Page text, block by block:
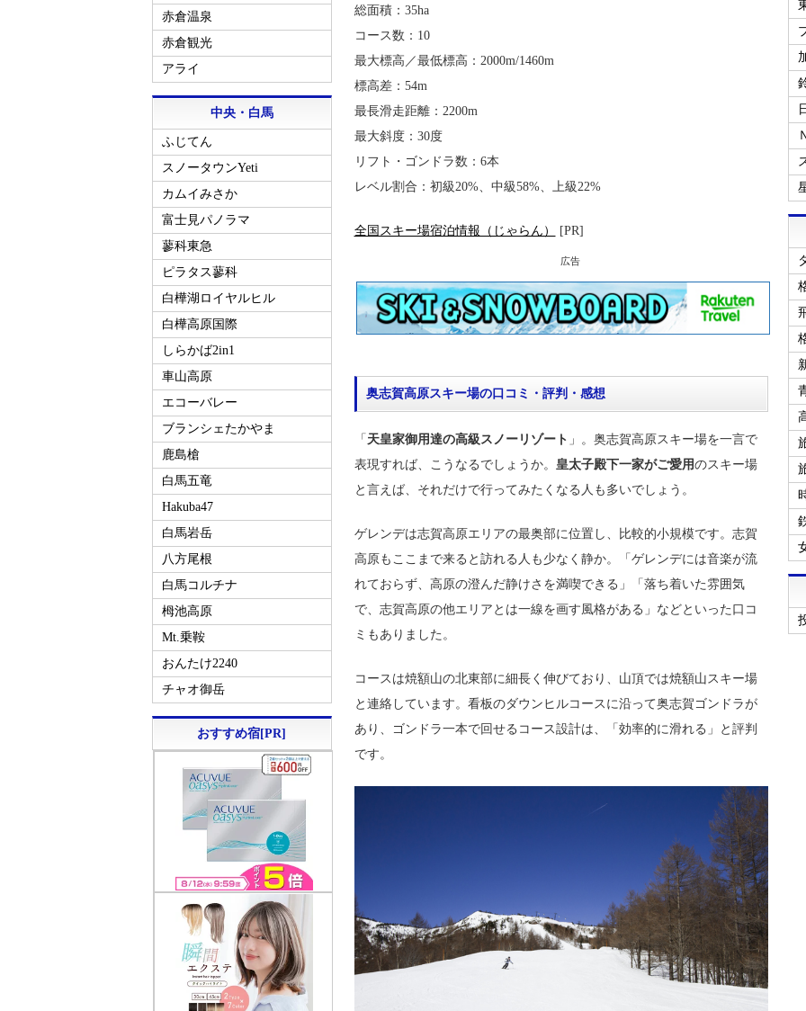
総面積：35ha
コース数：10
最大標高／最低標高：2000m/1460m
標高差：54m
最長滑走距離：2200m
最大斜度：30度
リフト・ゴンドラ数：6本
レベル割合：初級20%、中級58%、上級22%
全国スキー場宿泊情報（じゃらん） [PR]
広告
奥志賀高原スキー場の口コミ・評判・感想
「 天皇家御用達の高級スノーリゾート 」。奥志賀高原スキー場を一言で
表現すれば、こうなるでしょうか。 皇太子殿下一家がご愛用のスキー場
と言えば、それだけで行ってみたくなる人も多いでしょう。
ゲレンデは志賀高原エリアの最奥部に位置し、比較的小規模です。志賀
高原もここまで来ると訪れる人も少なく静か。「ゲレンデには音楽が流
れておらず、高原の澄んだ静けさを満喫できる」「落ち着いた雰囲気
で、志賀高原の他エリアとは一線を画す風格がある」などといった口コ
ミもありました。
コースは焼額山の北東部に細長く伸びており、山頂では焼額山スキー場
と連絡しています。看板のダウンヒルコースに沿って奥志賀ゴンドラが
あり、ゴンドラ一本で回せるコース設計は、「効率的に滑れる」と評判
です。
赤倉温泉
赤倉観光
アライ
中央・白馬
ふじてん
スノータウンYeti
カムイみさか
富士見パノラマ
蓼科東急
ピラタス蓼科
白樺湖ロイヤルヒル
白樺高原国際
しらかば2in1
車山高原
エコーバレー
ブランシェたかやま
鹿島槍
白馬五竜
Hakuba47
白馬岩岳
八方尾根
白馬コルチナ
栂池高原
Mt.乗鞍
おんたけ2240
チャオ御岳
おすすめ宿[PR]